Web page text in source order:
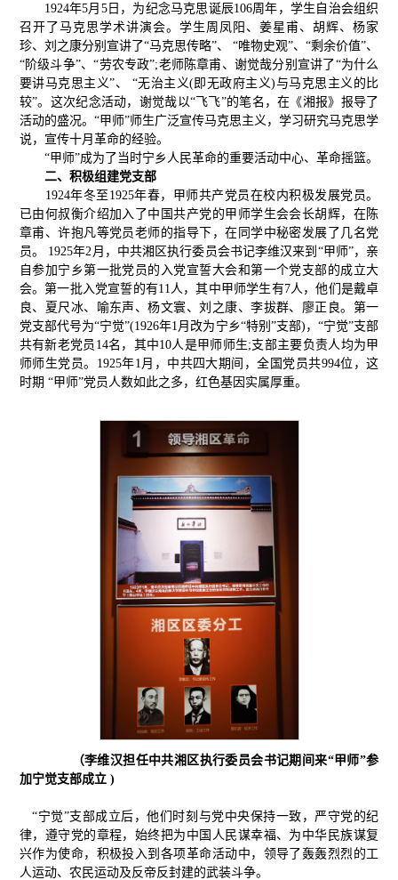
1924年5月5日，为纪念马克思诞辰106周年，学生自治会组织
召开了马克思学术讲演会。学生周凤阳、姜星甫、胡辉、杨家
珍、刘之康分别宣讲了“马克思传略”、 “唯物史观”、“剩余价值”、
“阶级斗争”、“劳农专政”;老师陈章甫、谢觉哉分别宣讲了“为什么
要讲马克思主义”、 “无治主义(即无政府主义)与马克思主义的比
较”。这次纪念活动，谢觉哉以“飞飞”的笔名，在《湘报》报导了
活动的盛况。“甲师”师生广泛宣传马克思主义，学习研究马克思学
说，宣传十月革命的经验。
“甲师”成为了当时宁乡人民革命的重要活动中心、革命摇篮。
二、积极组建党支部
1924年冬至1925年春，甲师共产党员在校内积极发展党员。
已由何叔衡介绍加入了中国共产党的甲师学生会会长胡辉，在陈
章甫、许抱凡等党员老师的指导下，在同学中秘密发展了几名党
员。 1925年2月，中共湘区执行委员会书记李维汉来到“甲师”，亲
自参加宁乡第一批党员的入党宣誓大会和第一个党支部的成立大
会。第一批入党宣誓的有11人，其中甲师学生有7人，他们是戴卓
良、夏尺冰、喻东声、杨文寰、刘之康、李拔群、廖正良。第一
党支部代号为“宁觉”(1926年1月改为宁乡“特别”支部)，“宁觉”支部
共有新老党员14名，其中10人是甲师师生;支部主要负责人均为甲
师师生党员。1925年1月，中共四大期间，全国党员共994位，这
时期 “甲师”党员人数如此之多，红色基因实属厚重。
（李维汉担任中共湘区执行委员会书记期间来“甲师”参
加宁觉支部成立 )
“宁觉”支部成立后，他们时刻与党中央保持一致，严守党的纪
律，遵守党的章程，始终把为中国人民谋幸福、为中华民族谋复
兴作为使命，积极投入到各项革命活动中，领导了轰轰烈烈的工
人运动、农民运动及反帝反封建的武装斗争。